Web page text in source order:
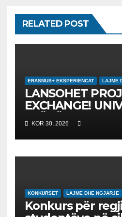
RELATED POST
ERASMUS+ EKSPERIENCAT LAJME
LANSOHET
EXCHANGE!
“NËNË TEREZA”
UDHËHEQ
EDUKIMIN
KOR 30, 2026
KONKURSET LAJME DHE NGJARJE
Konkurs për